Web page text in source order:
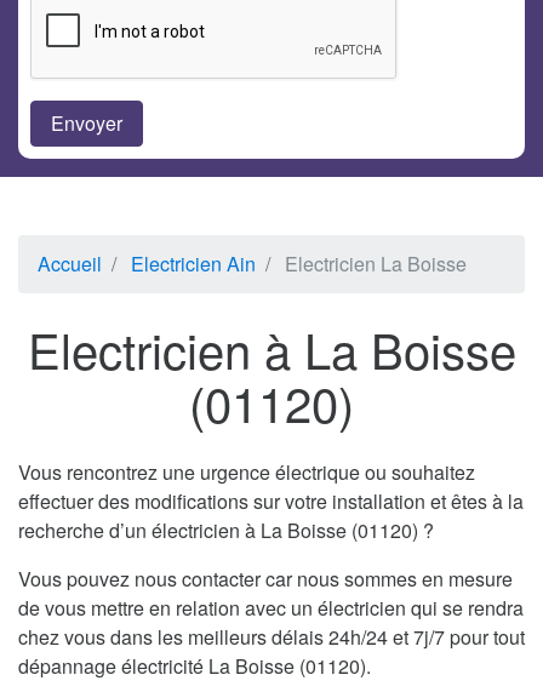
Accueil Electricien Ain Electricien La Boisse
Electricien à La Boisse
(01120)
Vous rencontrez une urgence électrique ou souhaitez
effectuer des modifications sur votre installation et êtes à la
recherche d’un électricien à La Boisse (01120) ?
Vous pouvez nous contacter car nous sommes en mesure
de vous mettre en relation avec un électricien qui se rendra
chez vous dans les meilleurs délais 24h/24 et 7j/7 pour tout
dépannage électricité La Boisse (01120).